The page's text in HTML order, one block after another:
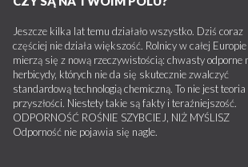
Jeszcze kilka lat temu działało wszystko. Dziś coraz
częściej nie działa większość. Rolnicy w całej Europie
mierzą się z nową rzeczywistością: chwasty odporne
herbicydy, których nie da się skutecznie zwalczyć
standardową technologią chemiczną. To nie jest teoria
przyszłości. Niestety takie są fakty i teraźniejszość.
ODPORNOŚĆ ROŚNIE SZYBCIEJ, NIŻ MYŚLISZ
Odporność nie pojawia się nagle.